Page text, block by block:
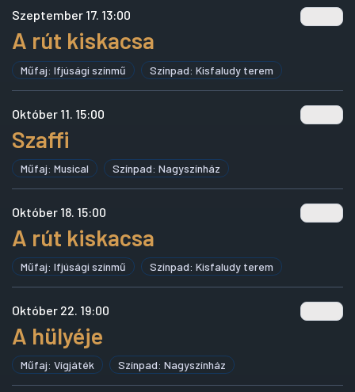
Szeptember 17. 13:00
A rút kiskacsa
Műfaj: Ifjúsági színmű Színpad: Kisfaludy terem
Október 11. 15:00
Szaffi
Műfaj: Musical Színpad: Nagyszínház
Október 18. 15:00
A rút kiskacsa
Műfaj: Ifjúsági színmű Színpad: Kisfaludy terem
Október 22. 19:00
A hülyéje
Műfaj: Vígjáték Színpad: Nagyszínház